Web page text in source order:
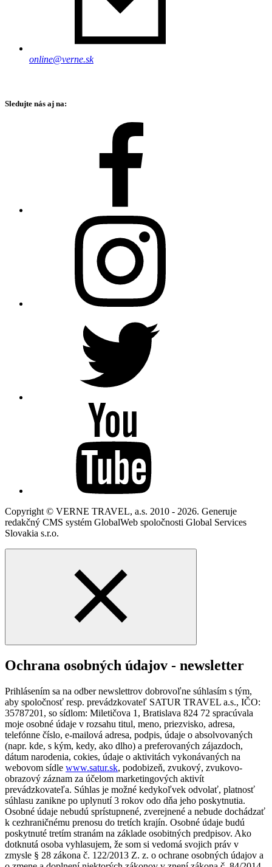
online@verne.sk
Sledujte nás aj na:
Copyright © VERNE TRAVEL, a.s. 2010 - 2026. Generuje
redakčný CMS systém GlobalWeb spoločnosti Global Services
Slovakia s.r.o.
Ochrana osobných údajov - newsletter
Prihlásením sa na odber newslettrov dobrovoľne súhlasím s tým,
aby spoločnosť resp. prevádzkovateľ SATUR TRAVEL a.s., IČO:
35787201, so sídlom: Miletičova 1, Bratislava 824 72 spracúvala
moje osobné údaje v rozsahu titul, meno, priezvisko, adresa,
telefónne číslo, e-mailová adresa, podpis, údaje o absolvovaných
(napr. kde, s kým, kedy, ako dlho) a preferovaných zájazdoch,
dátum narodenia, cokies, údaje o aktivitách vykonávaných na
webovom sídle www.satur.sk, podobizeň, zvukový, zvukovo-
obrazový záznam za účelom marketingových aktivít
prevádzkovateľa. Súhlas je možné kedykoľvek odvolať, platnosť
súhlasu zanikne po uplynutí 3 rokov odo dňa jeho poskytnutia.
Osobné údaje nebudú sprístupnené, zverejnené a nebude dochádzať
k cezhraničnému prenosu do tretích krajín. Osobné údaje budú
poskytnuté tretím stranám na základe osobitných predpisov. Ako
dotknutá osoba vyhlasujem, že som si vedomá svojich práv v
zmysle § 28 zákona č. 122/2013 Z. z. o ochrane osobných údajov a